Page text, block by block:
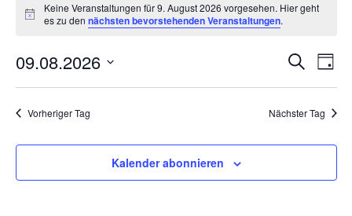
Hinweis
Keine Veranstaltungen für 9. August 2026 vorgesehen. Hier geht
es zu den nächsten bevorstehenden Veranstaltungen.
Suche
und
Suche
Tag
09.08.2026
Vorheriger Tag
Nächster Tag
Kalender abonnieren